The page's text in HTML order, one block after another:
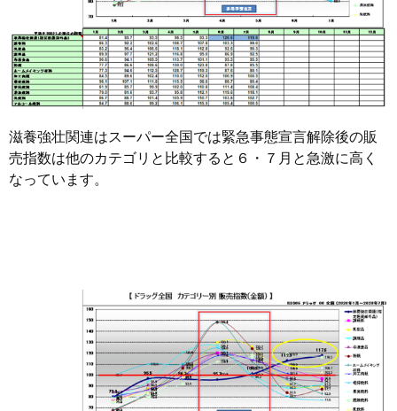
滋養強壮関連はスーパー全国では緊急事態宣言解除後の販
売指数は他のカテゴリと比較すると６・７月と急激に高く
なっています。